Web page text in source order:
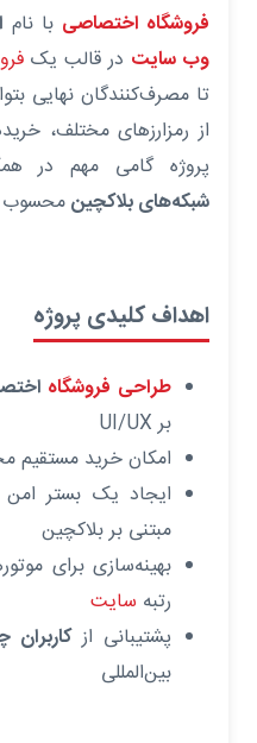
فروشگاه اختصاصی با نام
وب سایت در قالب یک
تا مصرف‌کنندگان نهایی
از رمزارزهای مختلف،
پروژه گامی مهم در
شبکه‌های بلاکچین
اهداف کلیدی پروژه
طراحی فروشگاه
بر UI/UX
امکان خرید مستقیم
ایجاد یک بستر امن
مبتنی بر بلاکچین
رتبه سایت
پشتیبانی ازکاربران
بین‌المللی